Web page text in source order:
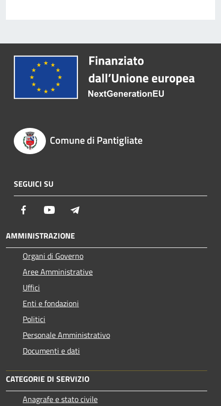
Comune di Pantigliate
SEGUICI SU
Facebook Youtube
AMMINISTRAZIONE
Organi di Governo
Aree Amministrative
Uffici
Enti e fondazioni
Politici
Personale Amministrativo
Documenti e dati
CATEGORIE DI SERVIZIO
Anagrafe e stato civile